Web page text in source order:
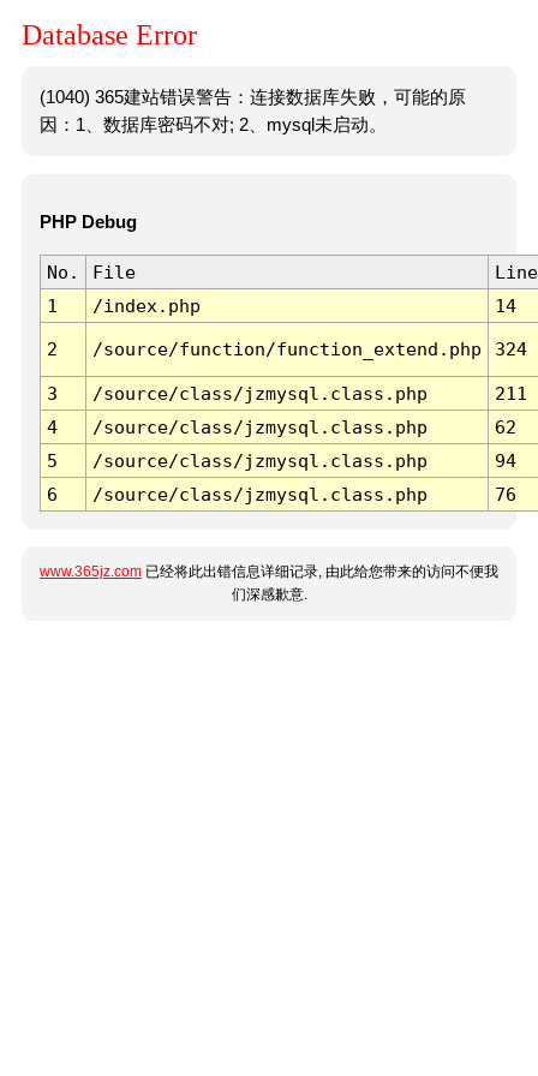
Database Error
(1040) 365建站错误警告：连接数据库失败，可能的原
因：1、数据库密码不对; 2、mysql未启动。
PHP Debug
No. File
Line
1
/index.php 14
2 /source/function/function_extend.php 324
3 /source/class/jzmysql.class.php
211
4
/source/class/jzmysql.class.php
62
5
/source/class/jzmysql.class.php
94
6
/source/class/jzmysql.class.php 76
www.365jz.com 已经将此出错信息详细记录, 由此给您带来的访问不便我
们深感歉意.